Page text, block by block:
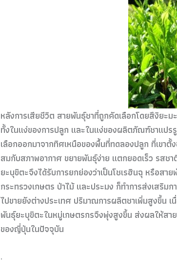
หลังการเสียชีวิต สายพันธุ์ชาที่ถูกคัดเลือกโดยสึงิยะ
ทั้งในแง่ของการปลูก และในแง่ของผลิตภัณฑ์ชาแปร
เลือกออกมาจากทิศเหนือของพื้นที่ทดลองปลูก ที่เขา
สมกับสภาพอากาศ ขยายพันธุ์ง่าย แตกยอดเร็ว รสช
ยะบุขิตะจึงได้รับการยกย่องว่าเป็นโชเรฮินฉุ หรือส
กระทรวงเกษตร ป่าไม้ และประมง ก็ทำการส่งเสริ
ไปขายยังต่างประเทศ ปริมาณการผลิตชาเพิ่มสูงขึ้น
พันธุ์ยะบุขิตะในหมู่เกษตรกรจึงพุ่งสูงขึ้น ส่งผลให้ส
ของญี่ปุ่นในปัจจุบัน
.